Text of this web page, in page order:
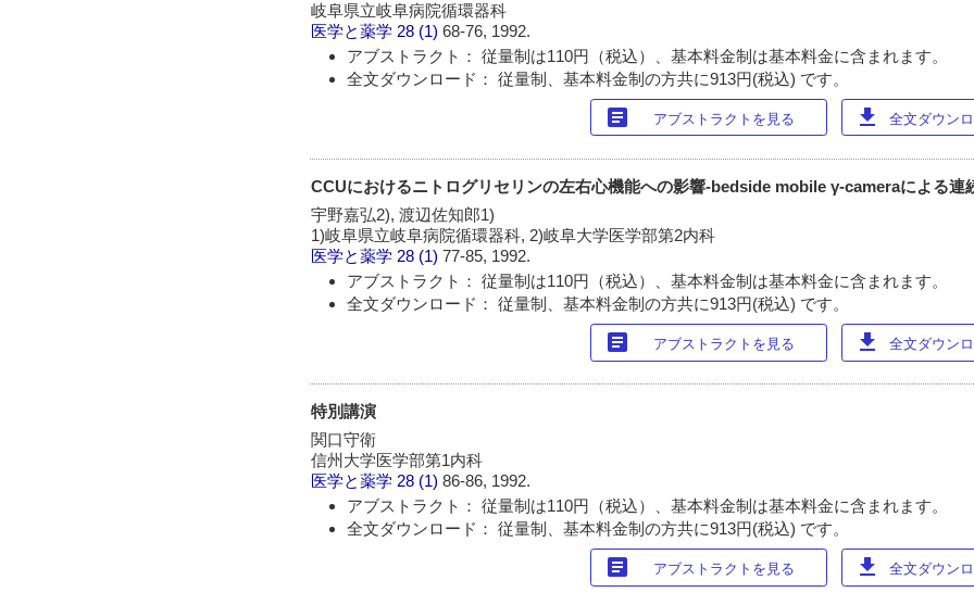
岐阜県立岐阜病院循環器科
医学と薬学 28 (1)68-76, 1992.
アブストラクト： 従量制は110円（税込）、基本料金制は基本料金に含まれます。
全文ダウンロード： 従量制、基本料金制の方共に913円(税込) です。
article アブストラクトを見る download 全文ダウン
CCUにおけるニトログリセリンの左右心機能への影響-bedside mobile γ-cameraによる連
宇野嘉弘2), 渡辺佐知郎1)
1)岐阜県立岐阜病院循環器科, 2)岐阜大学医学部第2内科
医学と薬学 28 (1)77-85, 1992.
アブストラクト： 従量制は110円（税込）、基本料金制は基本料金に含まれます。
全文ダウンロード： 従量制、基本料金制の方共に913円(税込) です。
article アブストラクトを見る download 全文ダウン
特別講演
関口守衛
信州大学医学部第1内科
医学と薬学 28 (1)86-86, 1992.
アブストラクト： 従量制は110円（税込）、基本料金制は基本料金に含まれます。
全文ダウンロード： 従量制、基本料金制の方共に913円(税込) です。
article アブストラクトを見る download 全文ダウン